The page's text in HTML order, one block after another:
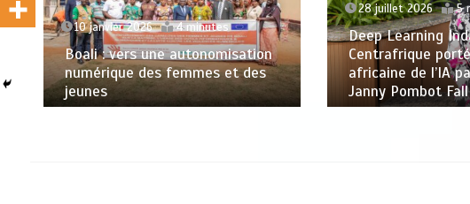
10 janvier 2026 4 minutes
Boali : vers une autonomisation
numérique des femmes et des
jeunes
28 juillet 2026 5
Deep Learning
Centrafrique
africaine de l’IA
Janny Pombot Fall